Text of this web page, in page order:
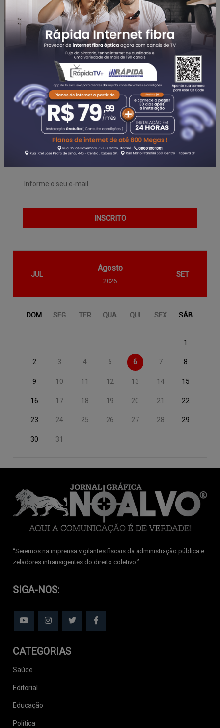
AGRONEGÓCIO
(58)
ECONOMIA
(144)
TURISMO
(40)
CORONAVÍRUS
(67)
(136)
SAÚDE
(251)
Newsletter
Assine nosso boletim informativo para receber
INSCRITO
JUL
Agosto
2026
SET
DOM SEG TER QUA QUI SEX SÁB
1
2 3 4 5 6 7 8
9 10 11 12 13 14 15
16 17 18 19 20 21 22
23 24 25 26 27 28 29
30 31
‘‘Seremos na imprensa vigilantes fiscais da administração pública e
zeladores intransigentes do direito coletivo.’’
SIGA-NOS:
CATEGORIAS
Saúde
Editorial
Educação
Política